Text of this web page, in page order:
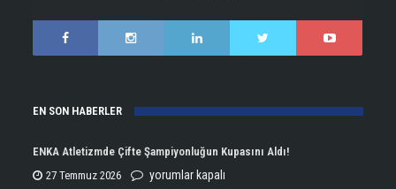
EN SON HABERLER
ENKA Atletizmde Çifte Şampiyonluğun Kupasını Aldı!
27 Temmuz 2026
ENKA
yorumlar kapalı